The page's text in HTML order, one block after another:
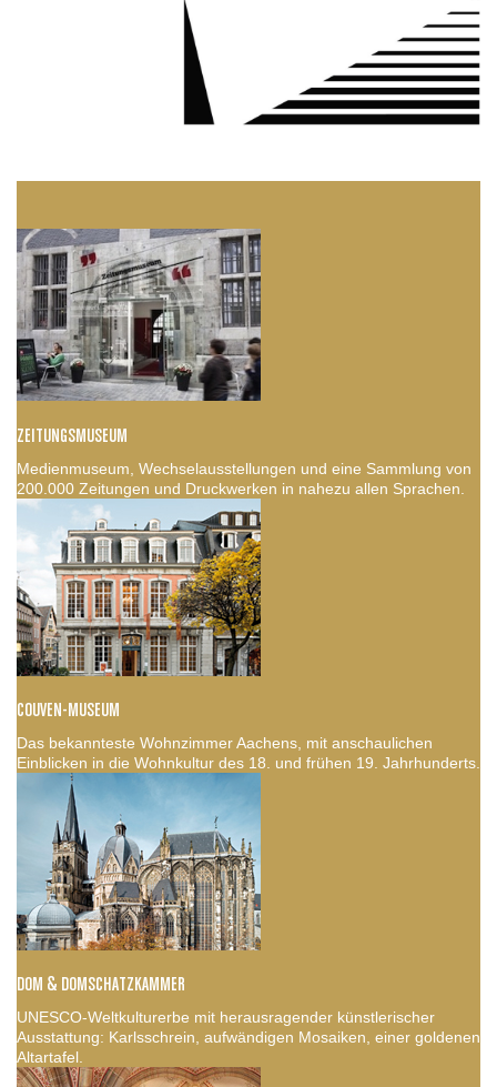
ZEITUNGSMUSEUM
Medienmuseum, Wechselausstellungen und eine Sammlung von
200.000 Zeitungen und Druckwerken in nahezu allen Sprachen.
COUVEN-MUSEUM
Das bekannteste Wohnzimmer Aachens, mit anschaulichen
Einblicken in die Wohnkultur des 18. und frühen 19. Jahrhunderts.
DOM & DOMSCHATZKAMMER
UNESCO-Weltkulturerbe mit herausragender künstlerischer
Ausstattung: Karlsschrein, aufwändigen Mosaiken, einer goldenen
Altartafel.